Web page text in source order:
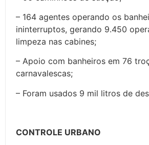
– 164 agentes operando os
ininterruptos, gerando 9.450
limpeza nas cabines;
– Apoio com banheiros em 76
carnavalescas;
– Foram usados 9 mil litros de
CONTROLE URBANO